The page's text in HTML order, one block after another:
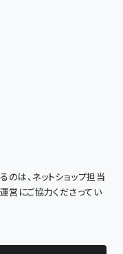
は、ネットショップ担当
営にご協力くださってい